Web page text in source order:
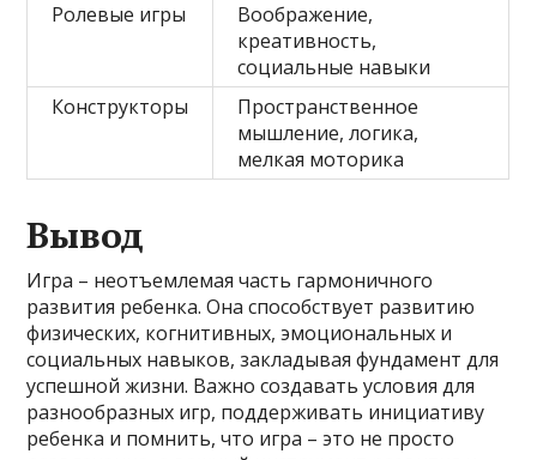
Ролевые игры
Воображение,
креативность,
социальные навыки
Конструкторы
Пространственное
мышление, логика,
мелкая моторика
Вывод
Игра – неотъемлемая часть гармоничного
развития ребенка. Она способствует развитию
физических, когнитивных, эмоциональных и
социальных навыков, закладывая фундамент для
успешной жизни. Важно создавать условия для
разнообразных игр, поддерживать инициативу
ребенка и помнить, что игра – это не просто